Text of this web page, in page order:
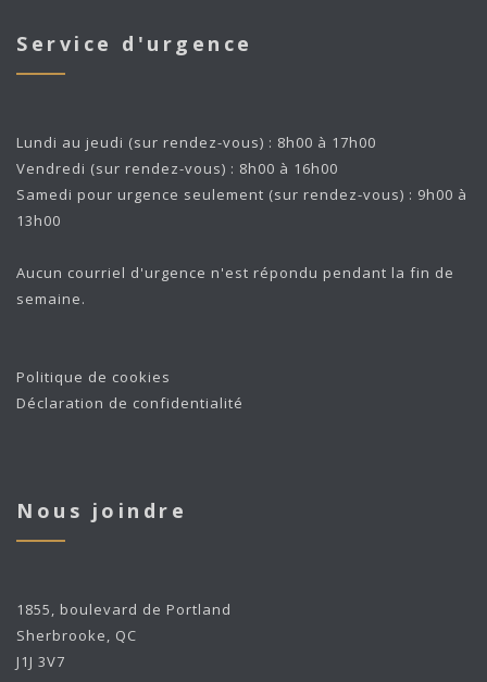
Service d'urgence
Lundi au jeudi (sur rendez-vous) : 8h00 à 17h00
Vendredi (sur rendez-vous) : 8h00 à 16h00
Samedi pour urgence seulement (sur rendez-vous) : 9h00 à
13h00
Aucun courriel d'urgence n'est répondu pendant la fin de
semaine.
Politique de cookies
Déclaration de confidentialité
Nous joindre
1855, boulevard de Portland
Sherbrooke, QC
J1J 3V7